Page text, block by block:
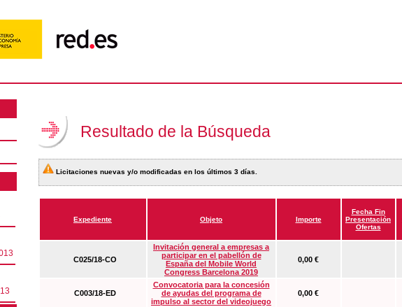
Resultado de la Búsqueda
Licitaciones nuevas y/o modificadas en los últimos 3 días.
Expediente Objeto Importe
Fecha Fin
Presentación
Ofertas
C025/18-CO
Invitación general a empresas a
participar en el pabellón de
España del Mobile World
Congress Barcelona 2019
0,00 €
C003/18-ED
Convocatoria para la concesión
de ayudas del programa de
impulso al sector del videojuego
0,00 €